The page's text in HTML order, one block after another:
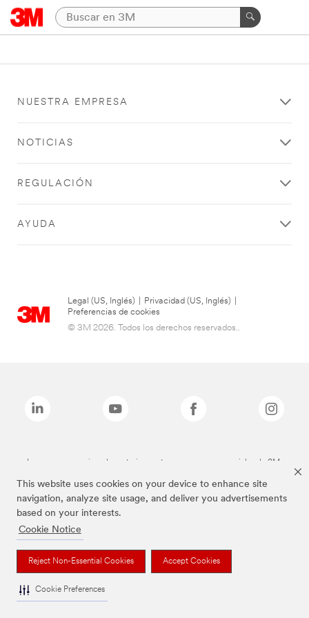
This website uses cookies on your device to enhance site
navigation, analyze site usage, and deliver you advertisements
based on your interests.
Cookie Notice
Reject Non-Essential Cookies Accept Cookies
Cookie Preferences
NUESTRA EMPRESA
NOTICIAS
REGULACIÓN
AYUDA
Legal (US, Inglés) Privacidad (US, Inglés)
Preferencias de cookies
© 3M 2026. Todos los derechos reservados..
Las marcas mencionadas anteriormente son marcas comerciales de 3M.